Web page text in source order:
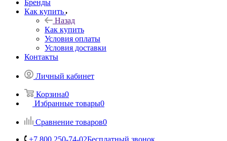
Бренды
Как купить
Назад
Как купить
Условия оплаты
Условия доставки
Контакты
Личный кабинет
Корзина0
Избранные товары0
Сравнение товаров0
+7 800 250-74-02Бесплатный звонок